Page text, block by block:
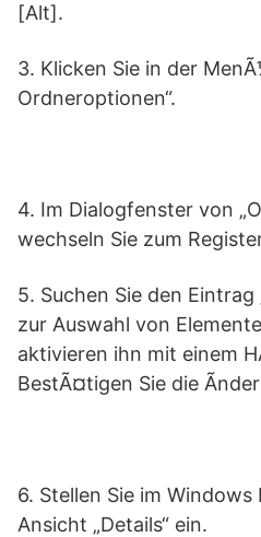
[Alt].
3. Klicken Sie in der
Ordneroptionen“.
4. Im Dialogfenster von
wechseln Sie zum
5. Suchen Sie den
zur Auswahl von
aktivieren ihn mit einem
BestÃ¤tigen Sie die
6. Stellen Sie im
Ansicht „Details“ ein.